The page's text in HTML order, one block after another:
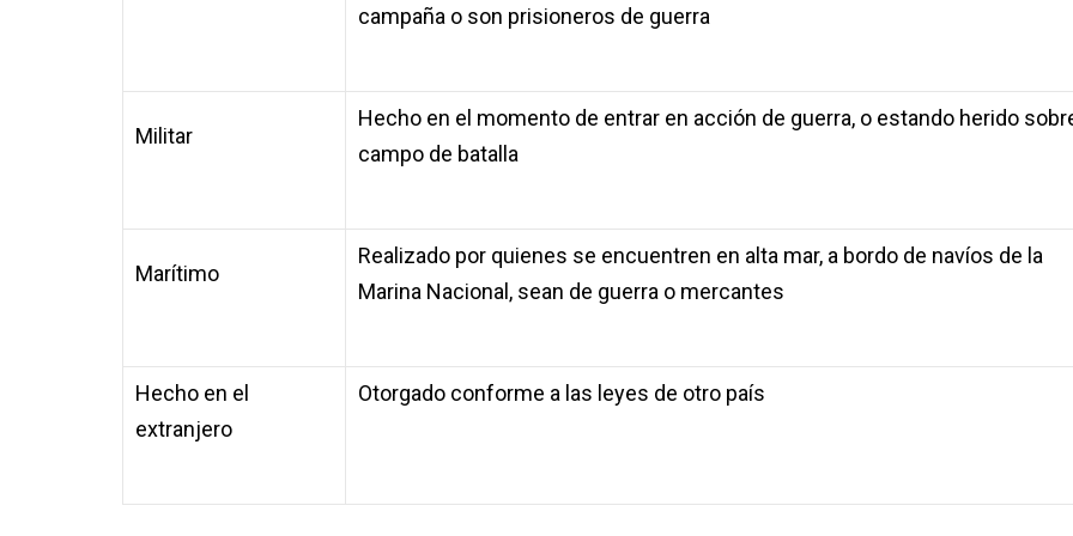
campaña o son prisioneros de guerra
Militar
Hecho en el momento de entrar en acción de guerra, o estando herido
campo de batalla
Marítimo
Realizado por quienes se encuentren en alta mar, a bordo de navíos de la
Marina Nacional, sean de guerra o mercantes
Hecho en el
extranjero
Otorgado conforme a las leyes de otro país